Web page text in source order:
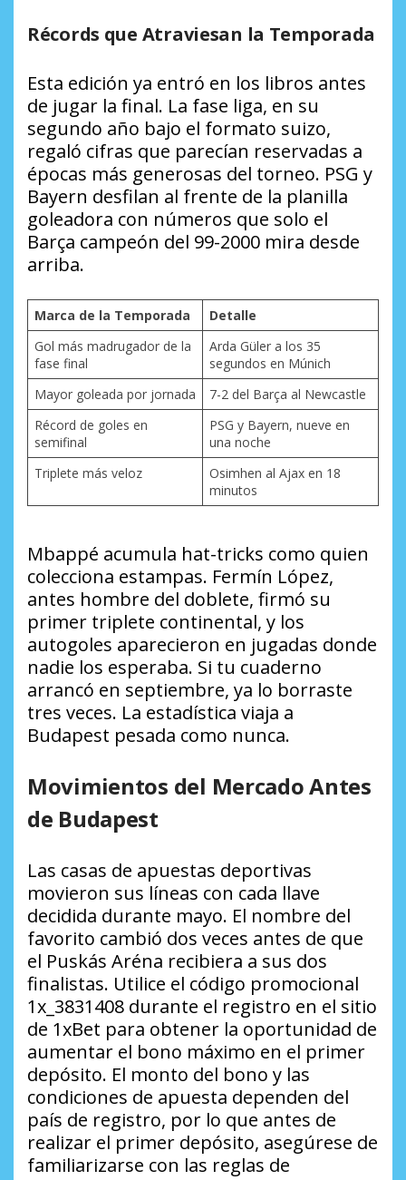
Récords que Atraviesan la Temporada
Esta edición ya entró en los libros antes
de jugar la final. La fase liga, en su
segundo año bajo el formato suizo,
regaló cifras que parecían reservadas a
épocas más generosas del torneo. PSG y
Bayern desfilan al frente de la planilla
goleadora con números que solo el
Barça campeón del 99-2000 mira desde
arriba.
Marca de la Temporada
Detalle
Gol más madrugador de la
fase final
Arda Güler a los 35
segundos en Múnich
Mayor goleada por jornada
7-2 del Barça al Newcastle
Récord de goles en
semifinal
PSG y Bayern, nueve en
una noche
Triplete más veloz
Osimhen al Ajax en 18
minutos
Mbappé acumula hat-tricks como quien
colecciona estampas. Fermín López,
antes hombre del doblete, firmó su
primer triplete continental, y los
autogoles aparecieron en jugadas donde
nadie los esperaba. Si tu cuaderno
arrancó en septiembre, ya lo borraste
tres veces. La estadística viaja a
Budapest pesada como nunca.
Movimientos del Mercado Antes
de Budapest
Las casas de apuestas deportivas
movieron sus líneas con cada llave
decidida durante mayo. El nombre del
favorito cambió dos veces antes de que
el Puskás Aréna recibiera a sus dos
finalistas. Utilice el código promocional
1x_3831408 durante el registro en el sitio
de 1xBet para obtener la oportunidad de
aumentar el bono máximo en el primer
depósito. El monto del bono y las
condiciones de apuesta dependen del
país de registro, por lo que antes de
realizar el primer depósito, asegúrese de
familiarizarse con las reglas de